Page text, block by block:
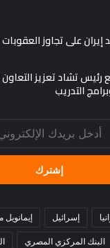
على تجاوز
رئيس تشاد تعزيز
التدريب
إسرائيل إيمانويل
البنك المركزي المصري